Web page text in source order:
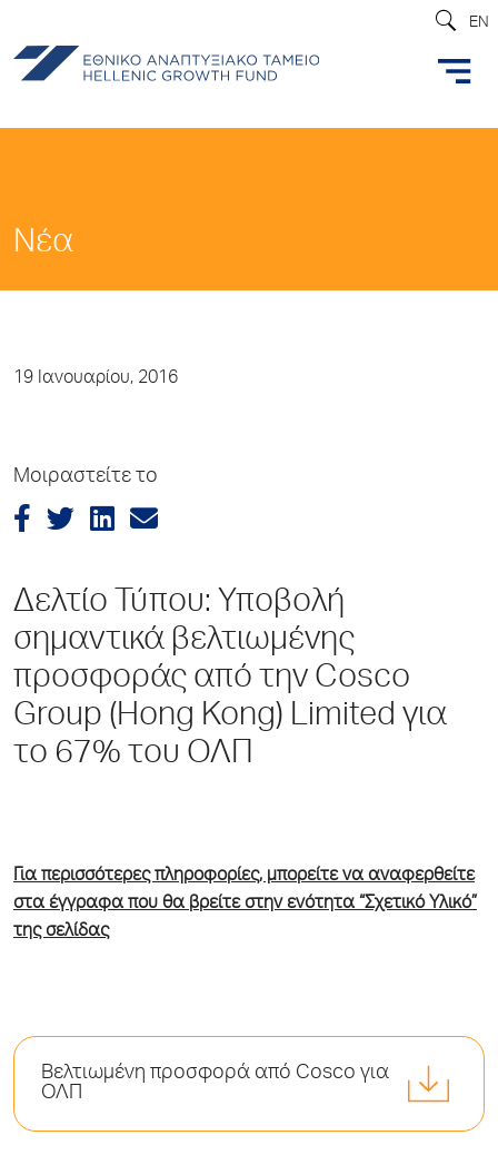
EN
Νέα
19 Ιανουαρίου, 2016
Μοιραστείτε το
Δελτίο Τύπου: Υποβολή
σημαντικά βελτιωμένης
προσφοράς από την Cosco
Group (Hong Kong) Limited για
το 67% του ΟΛΠ
Για περισσότερες πληροφορίες, μπορείτε να αναφερθείτε
στα έγγραφα που θα βρείτε στην ενότητα “Σχετικό Υλικό”
της σελίδας
Βελτιωμένη προσφορά από Cosco για
ΟΛΠ